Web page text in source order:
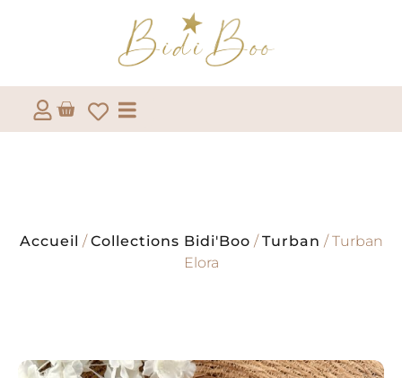
Accueil /Collections Bidi'Boo /Turban / Turban
Elora